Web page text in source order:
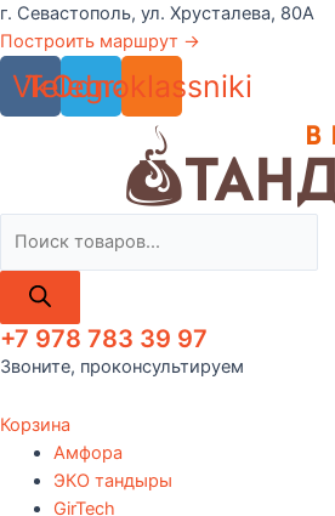
Перейти
к
содержимому
г. Севастополь, ул. Хрусталева, 80А
Построить маршрут →
Vk
Telegram
Odnoklassniki
товаров
+7 978 783 39 97
Звоните, проконсультируем
Корзина
Амфора
ЭКО тандыры
GirTech